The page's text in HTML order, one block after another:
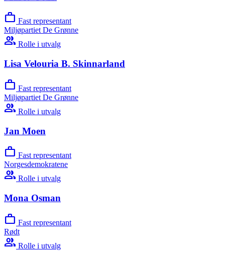
work Fast representant
Miljøpartiet De Grønne
group Rolle i utvalg
Lisa Velouria B. Skinnarland
work Fast representant
Miljøpartiet De Grønne
group Rolle i utvalg
Jan Moen
work Fast representant
Norgesdemokratene
group Rolle i utvalg
Mona Osman
work Fast representant
Rødt
group Rolle i utvalg